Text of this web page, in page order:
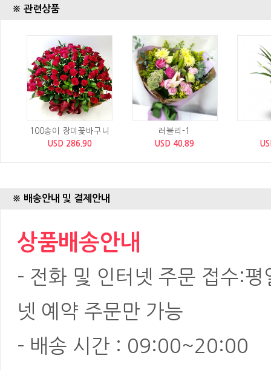
※ 관련상품
100송이 장미꽃바구니
USD 286.90
러블리-1
USD 40.89
※ 배송안내 및 결제안내
상품배송안내
- 전화 및 인터넷 주문 접수:
넷 예약 주문만 가능
- 배송 시간 : 09:00~20:00